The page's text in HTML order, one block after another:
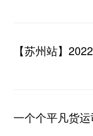
【苏州站】
一个个平凡货